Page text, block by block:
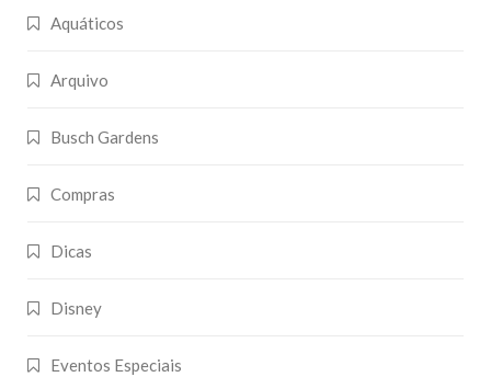
Aquáticos
Arquivo
Busch Gardens
Compras
Dicas
Disney
Eventos Especiais